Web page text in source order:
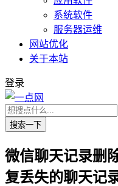
系统软件
服务器运维
网站优化
关于本站
登录
搜索一下
微信聊天记录删
复丢失的聊天记